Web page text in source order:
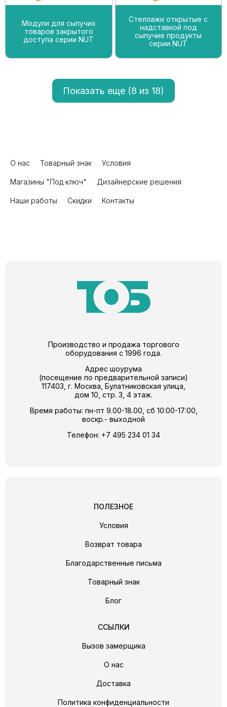
Модули для сыпучих
товаров закрытого
доступа серии NUT
Стеллажи открытые с
надставкой под
сыпучие продукты
серии NUT
Показать еще (8 из 18)
О нас Товарный знак Условия
Магазины "Под ключ" Дизайнерские решения
Наши работы Скидки Контакты
Производство и продажа торгового
оборудования с 1996 года.
Адрес шоурума
(посещение по предварительной записи)
117403, г. Москва, Булатниковская улица,
дом 10, стр. 3, 4 этаж.
Время работы: пн-пт 9.00-18.00, сб 10:00-17:00,
воскр.- выходной
Телефон: +7 495 234 01 34
ПОЛЕЗНОЕ
Условия
Возврат товара
Благодарственные письма
Товарный знак
Блог
ССЫЛКИ
Вызов замерщика
О нас
Доставка
Политика конфиденциальности